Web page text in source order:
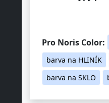
Pro Noris Color:
barva na HLINÍK
barva na SKLO